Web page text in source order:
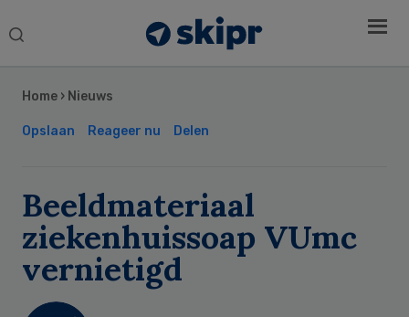
Search
Home › Nieuws
Opslaan Reageer nu Delen
Beeldmateriaal
ziekenhuissoap VUmc
vernietigd
Sidebar